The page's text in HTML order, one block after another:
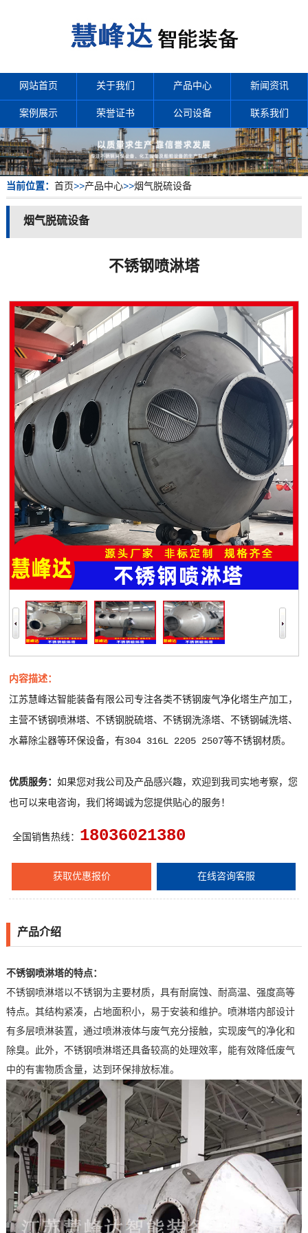
网站首页 关于我们 产品中心 新闻资讯
案例展示 荣誉证书 公司设备 联系我们
当前位置： 首页>>产品中心>>烟气脱硫设备
烟气脱硫设备
不锈钢喷淋塔
内容描述：
江苏慧峰达智能装备有限公司专注各类不锈钢废气净化塔生产加工，
主营不锈钢喷淋塔、不锈钢脱硫塔、不锈钢洗涤塔、不锈钢碱洗塔、
水幕除尘器等环保设备，有304 316L 2205 2507等不锈钢材质。
优质服务：如果您对我公司及产品感兴趣，欢迎到我司实地考察，您
也可以来电咨询，我们将竭诚为您提供贴心的服务！
全国销售热线： 18036021380
获取优惠报价 在线咨询客服
产品介绍
不锈钢喷淋塔的特点：
不锈钢喷淋塔以不锈钢为主要材质，具有耐腐蚀、耐高温、强度高等
特点。其结构紧凑，占地面积小，易于安装和维护。喷淋塔内部设计
有多层喷淋装置，通过喷淋液体与废气充分接触，实现废气的净化和
除臭。此外，不锈钢喷淋塔还具备较高的处理效率，能有效降低废气
中的有害物质含量，达到环保排放标准。